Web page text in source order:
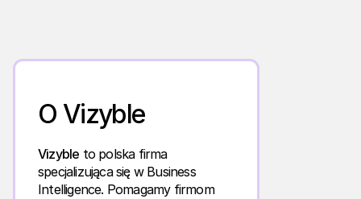
O Vizyble
Vizyble to polska firma
specjalizująca się w Business
Intelligence. Pomagamy firmom